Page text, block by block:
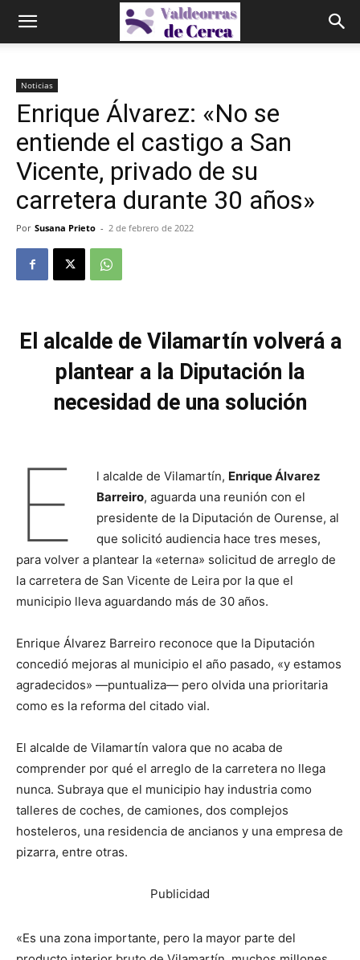
Noticias
Enrique Álvarez: «No se
entiende el castigo a San
Vicente, privado de su
carretera durante 30 años»
Por Susana Prieto - 2 de febrero de 2022
El alcalde de Vilamartín volverá a
plantear a la Diputación la
necesidad de una solución
E l alcalde de Vilamartín, Enrique Álvarez
Barreiro, aguarda una reunión con el
presidente de la Diputación de Ourense, al
que solicitó audiencia hace tres meses,
para volver a plantear la «eterna» solicitud de arreglo de
la carretera de San Vicente de Leira por la que el
municipio lleva aguardando más de 30 años.
Enrique Álvarez Barreiro reconoce que la Diputación
concedió mejoras al municipio el año pasado, «y estamos
agradecidos» —puntualiza— pero olvida una prioritaria
como es la reforma del citado vial.
El alcalde de Vilamartín valora que no acaba de
comprender por qué el arreglo de la carretera no llega
nunca. Subraya que el municipio hay industria como
talleres de coches, de camiones, dos complejos
hosteleros, una residencia de ancianos y una empresa de
pizarra, entre otras.
Publicidad
«Es una zona importante, pero la mayor parte del